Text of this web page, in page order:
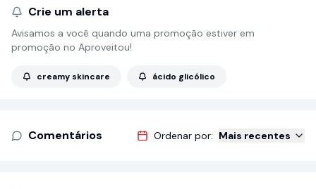
Crie um alerta
Avisamos a você quando uma promoção estiver em
promoção no Aproveitou!
creamy skincare ácido glicólico
Comentários Ordenar por: Mais recentes